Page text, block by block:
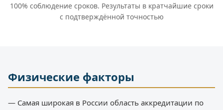
100% соблюдение сроков. Результаты в кратчайшие сроки
с подтверждённой точностью
Физические факторы
— Самая широкая в России область аккредитации по